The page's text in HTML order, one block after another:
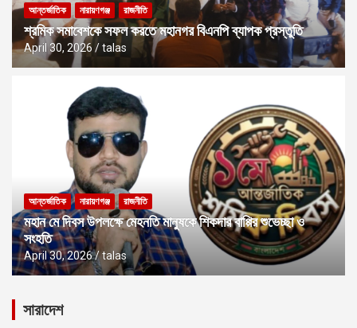
আন্তর্জাতিক নারায়ণগঞ্জ রাজনীতি
শ্রমিক সমাবেশকে সফল করতে মহানগর বিএনপি ব্যাপক প্রস্তুতি
April 30, 2026 talas
আন্তর্জাতিক নারায়ণগঞ্জ রাজনীতি
মহান মে দিবস উপলক্ষে মেহনতি মানুষকে শিকদার বাপ্পির শুভেচ্ছা ও
সংহতি
April 30, 2026 talas
সারাদেশ